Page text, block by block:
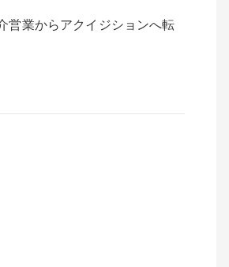
営業からアクイジションへ転